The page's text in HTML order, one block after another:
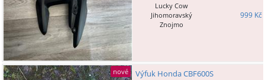
Lucky Cow
Jihomoravský
Znojmo
999 Kč
nové Výfuk Honda CBF600S